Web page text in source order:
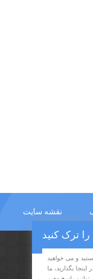
نقشه سایت
در
را ترک کنید
و می خواهید
بگذارید، ما